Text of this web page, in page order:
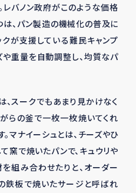
レバノン政府がこのような価格
、パン製造の機械化の普及に
が支援している難民キャンプ
重量を自動調整し、均質なパ
スークでもあまり見かけなく
らの釜で一枚一枚焼いてくれ
マナイーシュとは、チーズやひ
窯で焼いたパンで、キュウリや
組み合わせたりと、オーダー
鉄板で焼いたサージと呼ばれ